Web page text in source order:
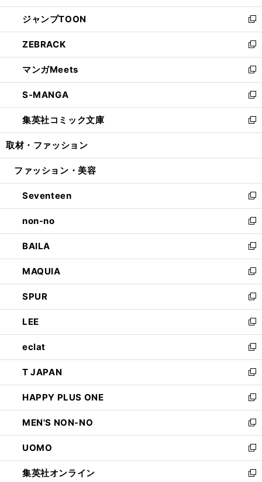
開
く
ウ
で
開
く
ン
ド
ウ
で
開
く
ウ
ィ
ン
ド
ウ
で
開
く
し
い
ウ
ィ
ン
ド
ウ
で
開
く
ジャンプTOON
新
し
い
ウ
ィ
ン
ド
ウ
で
開
ZEBRACK
新
し
い
ウ
ィ
ン
ド
ウ
開
マンガMeets
新
し
い
ウ
ィ
ン
ウ
開
く
S-MANGA
新
し
い
ウ
ン
ウ
で
開
く
集英社コミック文庫
新
し
ウ
ン
ド
ウ
で
開
く
取材・ファッション
ファッション・美容
Seventeen
新
し
い
ウ
ィ
ン
ド
ウ
で
開
く
non-no
新
し
い
ウ
ィ
ン
ド
ウ
で
開
く
BAILA
新
し
い
ウ
ィ
ン
ド
ウ
で
開
く
MAQUIA
新
し
い
ウ
ィ
ン
ド
ウ
で
開
く
SPUR
新
し
い
ウ
ィ
ン
ド
ウ
で
開
く
LEE
新
し
い
ウ
ィ
ン
ド
ウ
で
開
く
eclat
新
し
い
ウ
ィ
ン
ド
ウ
で
開
く
T JAPAN
新
し
い
ウ
ィ
ン
ド
ウ
で
HAPPY PLUS ONE
新
し
い
ウ
ィ
ン
ド
MEN'S NON-NO
新
し
い
ウ
ィ
UOMO
新
し
い
集英社オンライン
新